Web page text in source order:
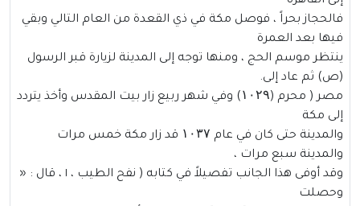
فالحجاز بحراً ، فوصل مكة في ذي القعدة من العام التالي وبقي
فيها بعد العمرة
ينتظر موسم الحج ، ومنها توجه إلى المدينة لزيارة قبر الرسول
(ص) ثم عاد إلى.
مصر ( محرم (۱۰۲۹) وفي شهر ربيع زار بيت المقدس وأخذ يتردد
إلى مكة
والمدينة حتى كان في عام ۱۰۳۷ قد زار مكة خمس مرات
والمدينة سبع مرات ،
وقد أوفى هذا الجانب تفصيلاً في كتابه ( نفح الطيب ، ١ ، قال : «
وحصلت